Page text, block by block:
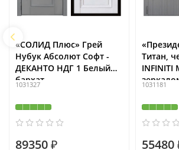
«СОЛИД Плюс» Грей
Нубук Абсолют Софт -
ДЕКАНТО НДГ 1 Белый
бархат
1031327
89350 ₽
Титан,
INFINITI
1031181
55480